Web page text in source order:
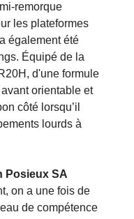
remorque
les plateformes
également été
Équipé de la
d'une formule
orientable et
côté lorsqu’il
lourds à
Posieux SA
on a une fois de
de compétence